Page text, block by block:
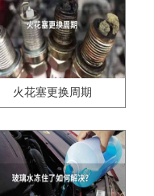
火花塞更换周期